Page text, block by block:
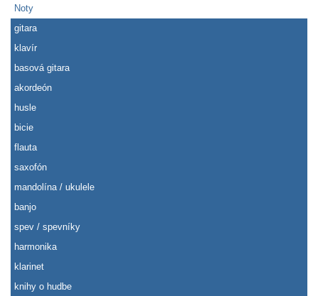
Noty
gitara
klavír
basová gitara
akordeón
husle
bicie
flauta
saxofón
mandolína / ukulele
banjo
spev / spevníky
harmonika
klarinet
knihy o hudbe